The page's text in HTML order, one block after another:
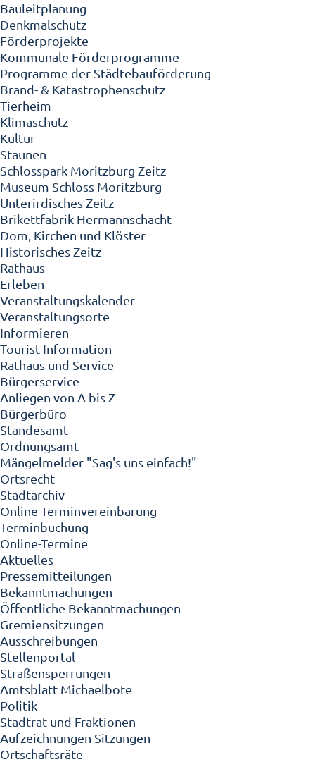
Bauleitplanung
Denkmalschutz
Förderprojekte
Kommunale Förderprogramme
Programme der Städtebauförderung
Brand- & Katastrophenschutz
Tierheim
Klimaschutz
Kultur
Staunen
Schlosspark Moritzburg Zeitz
Museum Schloss Moritzburg
Unterirdisches Zeitz
Brikettfabrik Hermannschacht
Dom, Kirchen und Klöster
Historisches Zeitz
Rathaus
Erleben
Veranstaltungskalender
Veranstaltungsorte
Informieren
Tourist-Information
Rathaus und Service
Bürgerservice
Anliegen von A bis Z
Bürgerbüro
Standesamt
Ordnungsamt
Mängelmelder "Sag's uns einfach!"
Ortsrecht
Stadtarchiv
Online-Terminvereinbarung
Terminbuchung
Online-Termine
Aktuelles
Pressemitteilungen
Bekanntmachungen
Öffentliche Bekanntmachungen
Gremiensitzungen
Ausschreibungen
Stellenportal
Straßensperrungen
Amtsblatt Michaelbote
Politik
Stadtrat und Fraktionen
Aufzeichnungen Sitzungen
Ortschaftsräte